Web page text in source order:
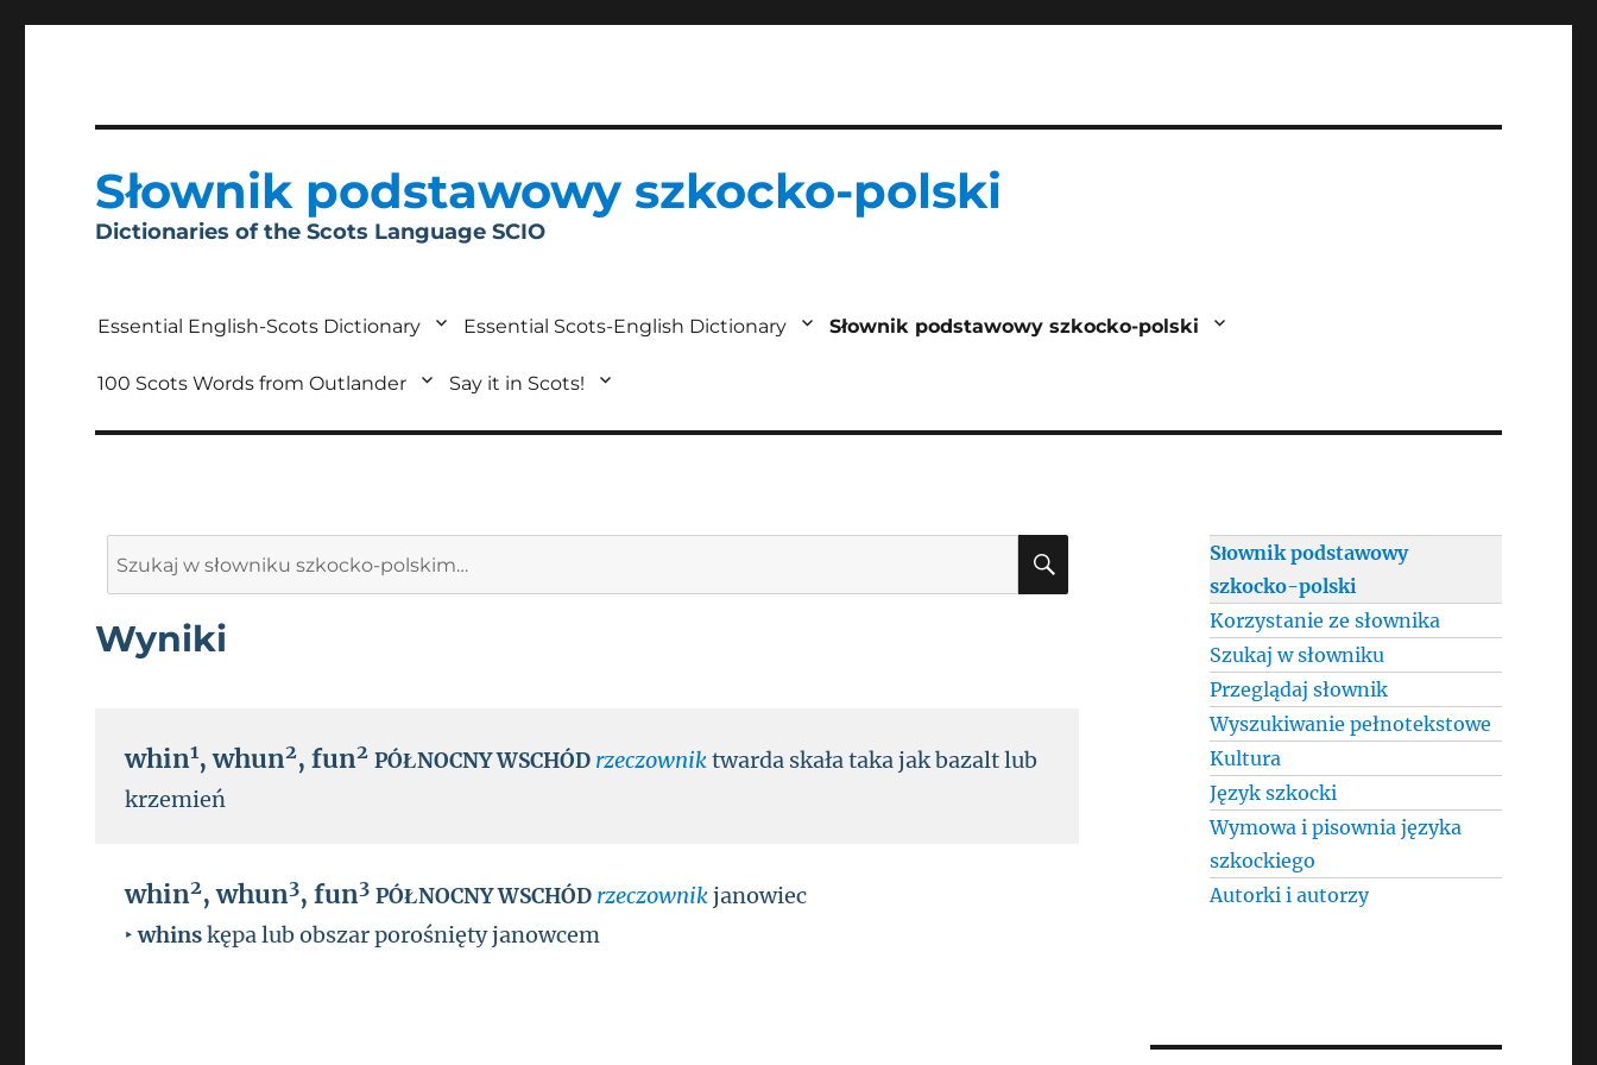
Słownik podstawowy szkocko-polski
Dictionaries of the Scots Language SCIO
Essential English-Scots Dictionary Essential Scots-English Dictionary Słownik podstawowy szkocko-polski
100 Scots Words from Outlander Say it in Scots!
Wyniki
whin1,whun2,fun2 PÓŁNOCNY WSCHÓD rzeczowniktwarda skała taka jak bazalt lub
krzemień
whin2,whun3,fun3 PÓŁNOCNY WSCHÓD rzeczownikjanowiec
‣whinskępa lub obszar porośnięty janowcem
Słownik podstawowy
szkocko-polski
Korzystanie ze słownika
Szukaj w słowniku
Przeglądaj słownik
Wyszukiwanie pełnotekstowe
Kultura
Język szkocki
Wymowa i pisownia języka
szkockiego
Autorki i autorzy